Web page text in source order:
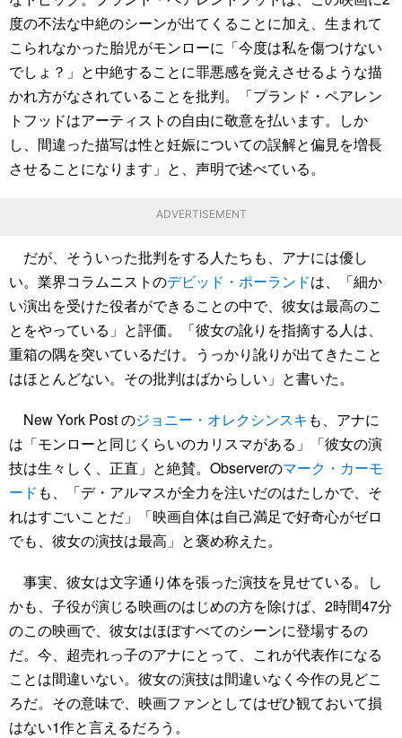
度の不法な中絶のシーンが出てくることに加え、生まれて
こられなかった胎児がモンローに「今度は私を傷つけない
でしょ？」と中絶することに罪悪感を覚えさせるような描
かれ方がなされていることを批判。「プランド・ペアレン
トフッドはアーティストの自由に敬意を払います。しか
し、間違った描写は性と妊娠についての誤解と偏見を増長
させることになります」と、声明で述べている。
ADVERTISEMENT
だが、そういった批判をする人たちも、アナには優し
い。業界コラムニストのデビッド・ポーランドは、「細か
い演出を受けた役者ができることの中で、彼女は最高のこ
とをやっている」と評価。「彼女の訛りを指摘する人は、
重箱の隅を突いているだけ。うっかり訛りが出てきたこと
はほとんどない。その批判はばからしい」と書いた。
New York Post のジョニー・オレクシンスキ も、アナに
は「モンローと同じくらいのカリスマがある」「彼女の演
技は生々しく、正直」と絶賛。Observerのマーク・カーモ
ード も、「デ・アルマスが全力を注いだのはたしかで、そ
れはすごいことだ」「映画自体は自己満足で好奇心がゼロ
でも、彼女の演技は最高」と褒め称えた。
事実、彼女は文字通り体を張った演技を見せている。し
かも、子役が演じる映画のはじめの方を除けば、2時間47分
のこの映画で、彼女はほぼすべてのシーンに登場するの
だ。今、超売れっ子のアナにとって、これが代表作になる
ことは間違いない。彼女の演技は間違いなく今作の見どこ
ろだ。その意味で、映画ファンとしてはぜひ観ておいて損
はない1作と言えるだろう。